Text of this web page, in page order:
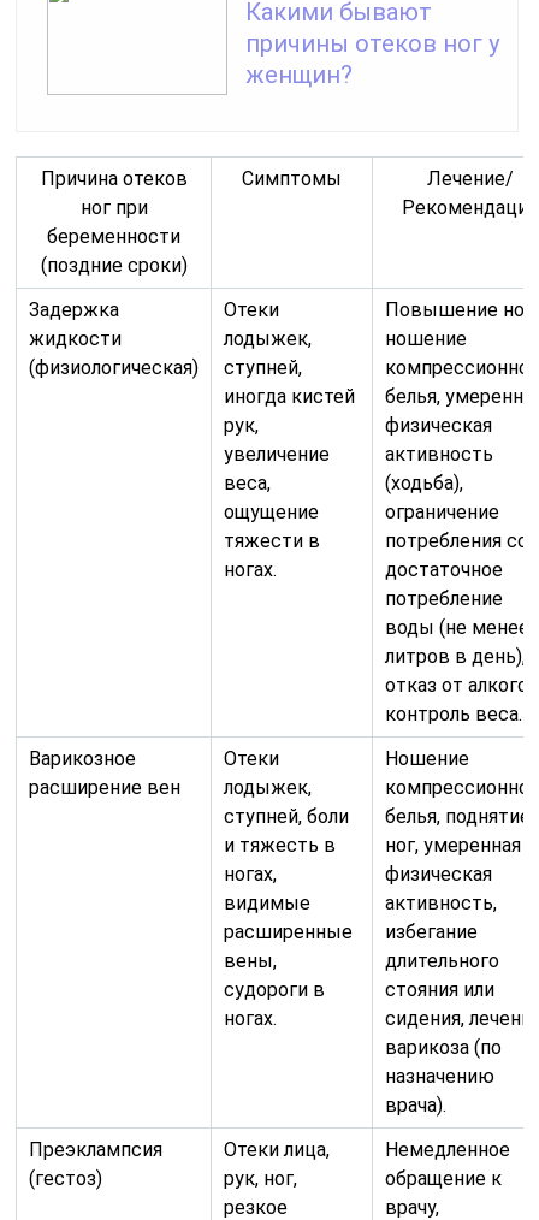
Какими бывают
причины отеков ног у
женщин?
Причина отеков
ног при
беременности
(поздние сроки)
Симптомы
Лечение/
Рекомендации
Задержка
жидкости
(физиологическая)
Отеки
лодыжек,
ступней,
иногда кистей
рук,
увеличение
веса,
ощущение
тяжести в
ногах.
Повышение ног,
ношение
белья,
физическая
активность
(ходьба),
ограничение
потребления
достаточное
потребление
воды (не менее
литров в день),
отказ от
контроль веса.
Варикозное
расширение вен
Отеки
лодыжек,
ступней, боли
и тяжесть в
ногах,
видимые
расширенные
вены,
судороги в
ногах.
Ношение
белья, поднятие
ног, умеренная
физическая
активность,
избегание
длительного
стояния или
сидения,
варикоза (по
назначению
врача).
Преэклампсия
(гестоз)
Отеки лица,
рук, ног,
резкое
Немедленное
обращение к
врачу,